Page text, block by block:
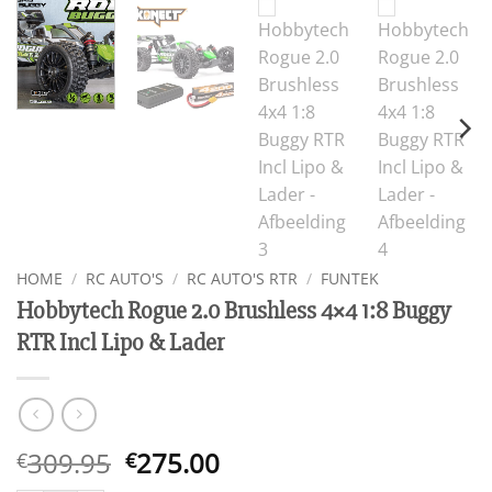
HOME / RC AUTO'S / RC AUTO'S RTR / FUNTEK
Hobbytech Rogue 2.0 Brushless 4×4 1:8 Buggy
RTR Incl Lipo & Lader
€309.95 Oorspronkelijke
€275.00Huidige